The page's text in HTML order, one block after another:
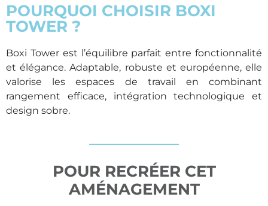
POURQUOI CHOISIR BOXI
TOWER ?
Boxi Tower est l’équilibre parfait entre fonctionnalité
et élégance. Adaptable, robuste et européenne, elle
valorise les espaces de travail en combinant
rangement efficace, intégration technologique et
design sobre.
POUR RECRÉER CET
AMÉNAGEMENT